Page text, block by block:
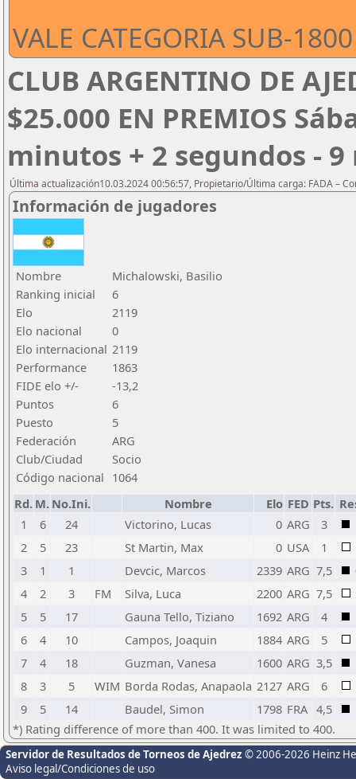
VALE CATEGORIA SUB-
CLUB ARGENTINO DE
$25.000 EN PREMIOS
minutos + 2 segundos - 9
Última actualización10.03.2024 00:56:57, Propietario/Última carga: FADA –
Información de jugadores
Nombre
Michalowski, Basilio
Ranking inicial
6
Elo
2119
Elo nacional
0
Elo internacional 2119
Performance
1863
FIDE elo +/-
-13,2
Puntos
6
Puesto
5
Federación
ARG
Club/Ciudad
Socio
Código nacional 1064
Rd. M. No.Ini. Nombre Elo FED Pts.
1
6 24 Victorino, Lucas 0 ARG 3
2
5 23 St Martin, Max 0 USA
1
3
1 1 Devcic, Marcos 2339 ARG 7,5
4
2 3 FM Silva, Luca 2200 ARG 7,5
5
5 17 Gauna Tello, Tiziano 1692 ARG 4
6
4 10 Campos, Joaquin 1884 ARG
5
7
4 18 Guzman, Vanesa 1600 ARG 3,5
8
3 5 WIM Borda Rodas, Anapaola 2127 ARG
6
9
5 14 Baudel, Simon 1798 FRA 4,5
*) Rating difference of more than 400. It was limited to 400.
Servidor de Resultados de Torneos de Ajedrez © 2006-2026 Heinz
Aviso legal/Condiciones de uso